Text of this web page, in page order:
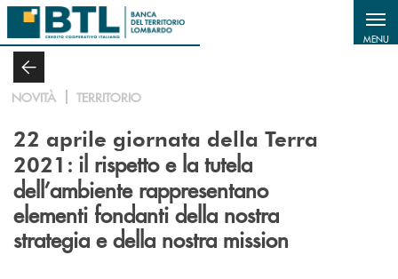
Salta al contenuto principale
MENU
NOVITÀ TERRITORIO
22 aprile giornata della Terra
2021 : il rispetto e la tutela
dell’ambiente rappresentano
elementi fondanti della nostra
strategia e della nostra mission